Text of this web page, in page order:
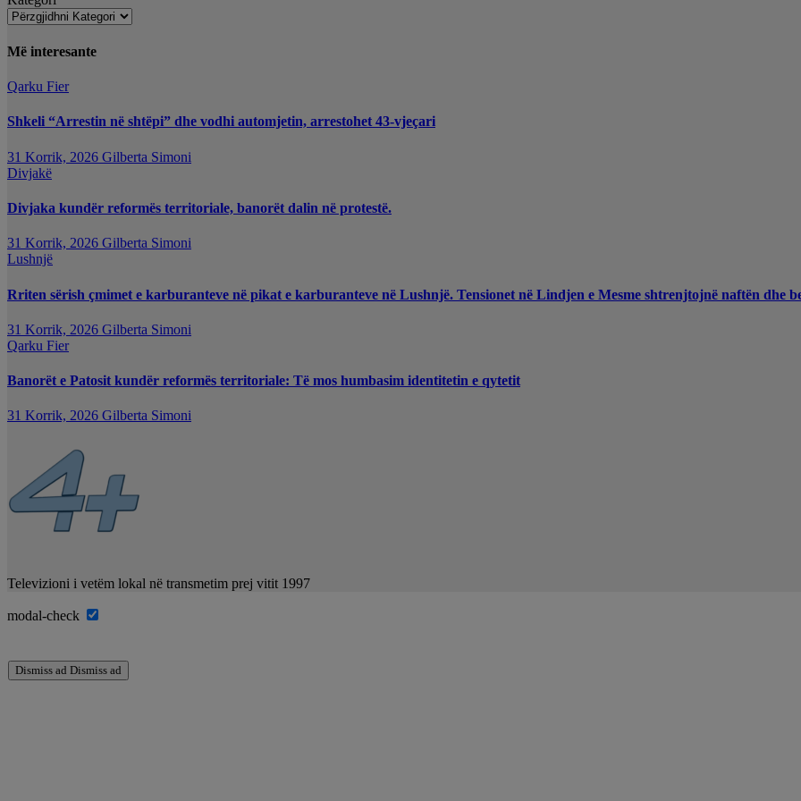
Më interesante
Qarku Fier
Shkeli “Arrestin në shtëpi” dhe vodhi automjetin, arrestohet 43-vjeçari
31 Korrik, 2026 Gilberta Simoni
Divjakë
Divjaka kundër reformës territoriale, banorët dalin në protestë.
31 Korrik, 2026 Gilberta Simoni
Lushnjë
Rriten sërish çmimet e karburanteve në pikat e karburanteve në Lushnjë. Tensionet në Lindjen e Mesme shtrenjtojnë naftën dhe
31 Korrik, 2026 Gilberta Simoni
Qarku Fier
Banorët e Patosit kundër reformës territoriale: Të mos humbasim identitetin e qytetit
31 Korrik, 2026 Gilberta Simoni
Televizioni i vetëm lokal në transmetim prej vitit 1997
modal-check
Dismiss ad Dismiss ad